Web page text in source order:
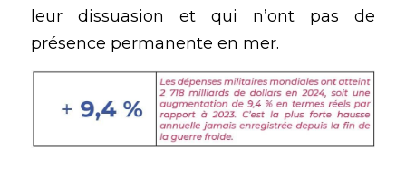
leur dissuasion et qui n’ont pas de
présence permanente en mer.